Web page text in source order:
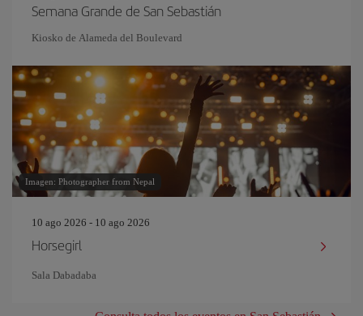
Semana Grande de San Sebastián
Kiosko de Alameda del Boulevard
Imagen: Photographer from Nepal
10 ago 2026 - 10 ago 2026
Horsegirl
Sala Dabadaba